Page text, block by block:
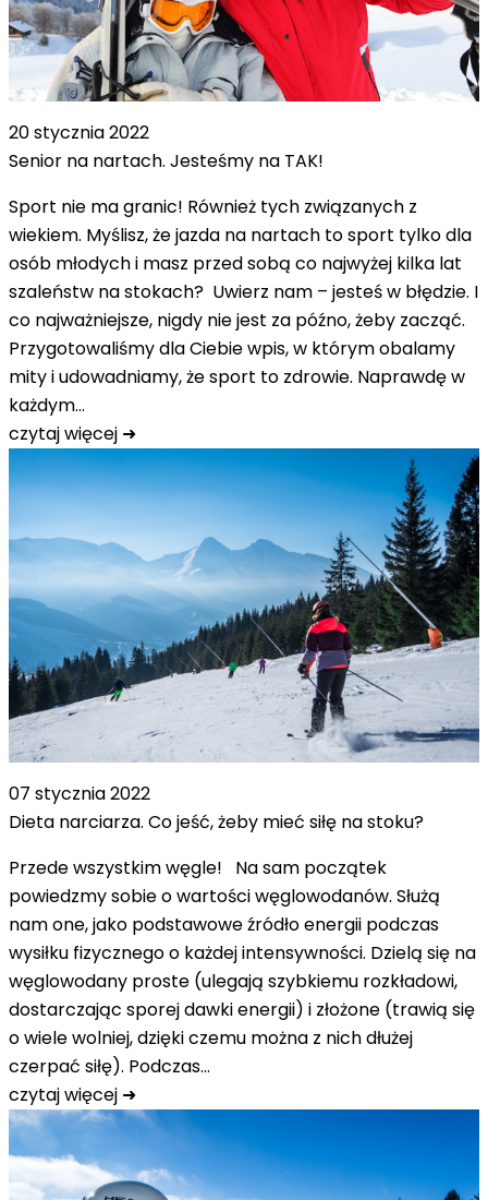
20 stycznia 2022
Senior na nartach. Jesteśmy na TAK!
Sport nie ma granic! Również tych związanych z
wiekiem. Myślisz, że jazda na nartach to sport tylko dla
osób młodych i masz przed sobą co najwyżej kilka lat
szaleństw na stokach? Uwierz nam – jesteś w błędzie. I
co najważniejsze, nigdy nie jest za późno, żeby zacząć.
Przygotowaliśmy dla Ciebie wpis, w którym obalamy
mity i udowadniamy, że sport to zdrowie. Naprawdę w
każdym…
czytaj więcej ➜
07 stycznia 2022
Dieta narciarza. Co jeść, żeby mieć siłę na stoku?
Przede wszystkim węgle! Na sam początek
powiedzmy sobie o wartości węglowodanów. Służą
nam one, jako podstawowe źródło energii podczas
wysiłku fizycznego o każdej intensywności. Dzielą się na
węglowodany proste (ulegają szybkiemu rozkładowi,
dostarczając sporej dawki energii) i złożone (trawią się
o wiele wolniej, dzięki czemu można z nich dłużej
czerpać siłę). Podczas…
czytaj więcej ➜